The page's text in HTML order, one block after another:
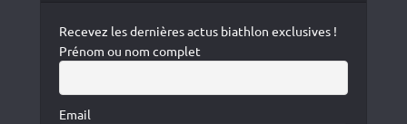
Recevez les dernières actus biathlon exclusives !
Prénom ou nom complet
Email